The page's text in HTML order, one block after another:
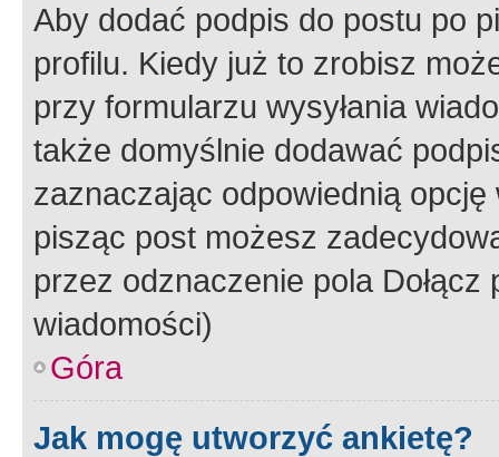
Aby dodać podpis do postu po
profilu. Kiedy już to zrobisz
przy formularzu wysyłania
także domyślnie dodawać
zaznaczając odpowiednią
pisząc post możesz
przez odznaczenie pola
wiadomości)
Góra
Jak mogę utworzyć ankietę?